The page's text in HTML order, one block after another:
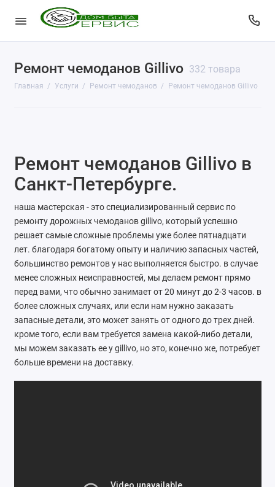
Ремонт чемоданов Gillivo 332 товара
Главная Услуги Ремонт чемоданов Ремонт чемоданов Gillivo
КопиЦентр
Заправка картриджей
Изготовление ключей
Пульты для ворот и шлагбаумов
Ремонт чемоданов
Ателье
Заточка инструментов
Ремонт мелкой бытовой техники
Ремонт чемоданов Gillivo в
Санкт-Петербурге.
наша мастерская - это специализированный сервис по
ремонту дорожных чемоданов gillivo, который успешно
решает самые сложные проблемы уже более пятнадцати
лет. благодаря богатому опыту и наличию запасных частей,
большинство ремонтов у нас выполняется быстро. в случае
менее сложных неисправностей, мы делаем ремонт прямо
перед вами, что обычно занимает от 20 минут до 2-3 часов. в
более сложных случаях, или если нам нужно заказать
запасные детали, это может занять от одного до трех дней.
кроме того, если вам требуется замена какой-либо детали,
мы можем заказать ее у gillivo, но это, конечно же, потребует
больше времени на доставку.